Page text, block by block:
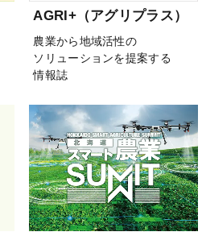
AGRI+（アグリプラス）
農業から地域活性の
ソリューションを提案する
情報誌